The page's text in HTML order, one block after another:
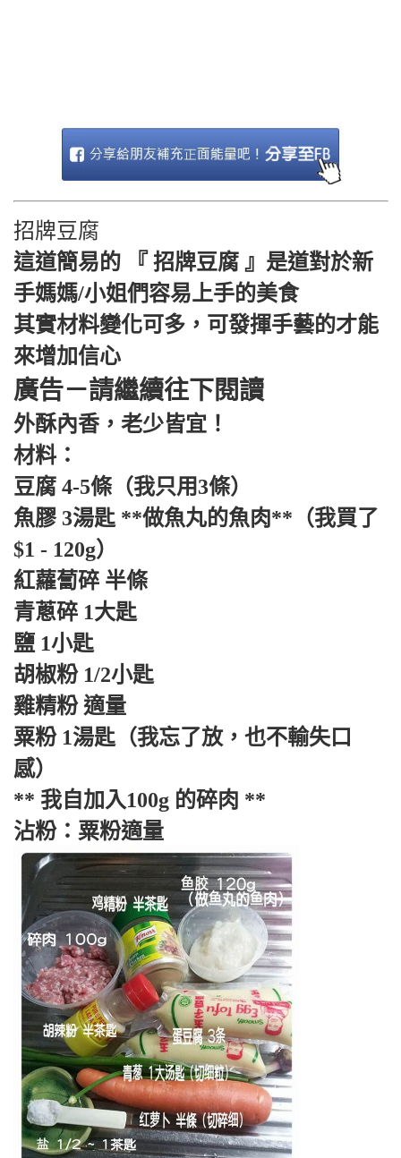
招牌豆腐
這道簡易的 『 招牌豆腐 』是道對於新
手媽媽/小姐們容易上手的美食
其實材料變化可多，可發揮手藝的才能
來增加信心
廣告－請繼續往下閱讀
外酥內香，老少皆宜！
材料：
豆腐 4-5條（我只用3條）
魚膠 3湯匙 **做魚丸的魚肉**（我買了
$1 - 120g）
紅蘿蔔碎 半條
青蔥碎 1大匙
鹽 1小匙
胡椒粉 1/2小匙
雞精粉 適量
粟粉 1湯匙（我忘了放，也不輸失口
感）
** 我自加入100g 的碎肉 **
沾粉：粟粉適量